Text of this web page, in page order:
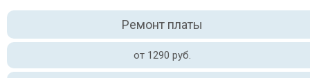
Ремонт платы
от 1290 руб.